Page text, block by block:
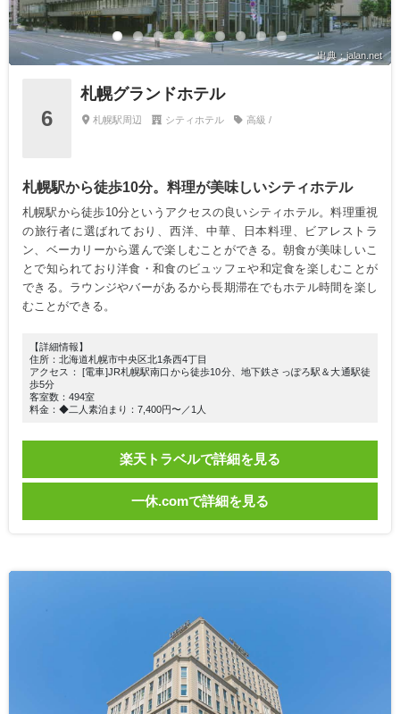
出典：jalan.net
6
札幌グランドホテル
札幌駅周辺 シティホテル 高級 /
札幌駅から徒歩10分。料理が美味しいシティホテル
札幌駅から徒歩10分というアクセスの良いシティホテル。料理重視
の旅行者に選ばれており、西洋、中華、日本料理、ビアレストラ
ン、ベーカリーから選んで楽しむことができる。朝食が美味しいこ
とで知られており洋食・和食のビュッフェや和定食を楽しむことが
できる。ラウンジやバーがあるから長期滞在でもホテル時間を楽し
むことができる。
【詳細情報】
住所：北海道札幌市中央区北1条西4丁目
アクセス： [電車]JR札幌駅南口から徒歩10分、地下鉄さっぽろ駅＆大通駅徒
歩5分
客室数：494室
料金：◆二人素泊まり：7,400円〜／1人
楽天トラベルで詳細を見る
一休.comで詳細を見る